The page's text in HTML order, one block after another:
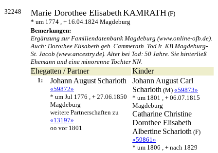
32248 Marie Dorothee ElisabethKAMRATH (F)
* um 1774 , + 16.04.1824 Magdeburg
Bemerkungen:
Ergänzung zur Familiendatenbank Magdeburg (www.online-ofb.de).
Auch: Dorothee Elisabeth geb. Cammerath. Tod lt. KB Magdeburg-
St. Jacob (www.ancestry.de). Alter bei Tod: 50 Jahre. Sie hinterließ
Ehemann und eine minorenne Tochter NN.
Ehegatten / Partner Kinder
1: Johann August Scharioth
«59872»
* um Jul 1776 , + 27.06.1850
Magdeburg
weitere Partnerschaften zu
«13197»
oo vor 1801
Johann August Carl
Scharioth (M) «59873»
* um 1801 , + 06.07.1815
Magdeburg
Catharine Christine
Dorothee Elisabeth
Albertine Scharioth (F)
«59861»
* um 1806 , + nach 1829